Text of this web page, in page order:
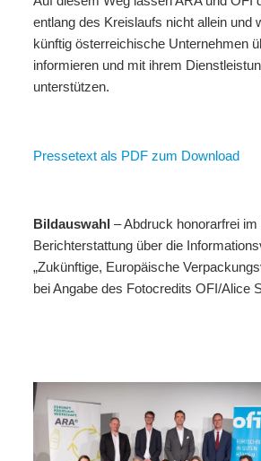
entlang des Kreislaufs nicht allein und
künftig österreichische Unternehmen
informieren und mit ihrem
unterstützen.
Pressetext als PDF zum Download
Bildauswahl – Abdruck honorarfrei
Berichterstattung über die
„Zukünftige, Europäische
bei Angabe des Fotocredits OFI/Alice